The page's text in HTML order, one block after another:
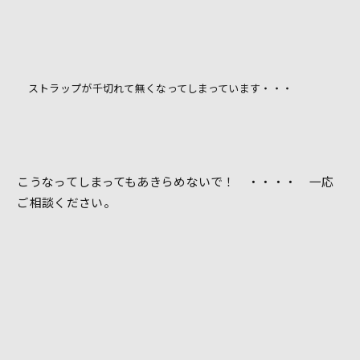
ストラップが千切れて無くなってしまっています・・・
こうなってしまってもあきらめないで！ ・・・・ 一応
ご相談ください。